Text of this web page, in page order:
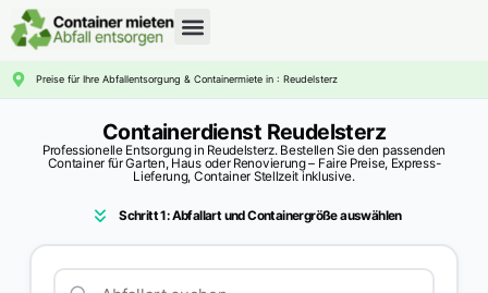
Preise für Ihre Abfallentsorgung & Containermiete in : Reudelsterz
Containerdienst Reudelsterz
Professionelle Entsorgung in Reudelsterz. Bestellen Sie den passenden
Container für Garten, Haus oder Renovierung – Faire Preise, Express-
Lieferung, Container Stellzeit inklusive.
Schritt 1: Abfallart und Containergröße auswählen